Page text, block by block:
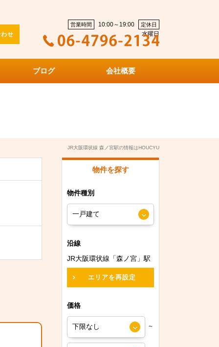
せ
営業時間 10:00～19:00 定休日
水曜日
ブログ 会社概要
JR大阪環状線 森ノ宮駅の情報はHOUCYU
物件を探す
物件種別
沿線
JR大阪環状線「森ノ宮」駅
エリアを再設定
価格
～